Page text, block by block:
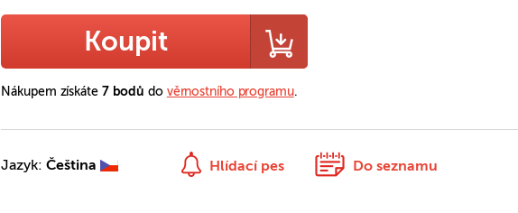
Koupit
Nákupem získáte 7 bodů do věrnostního programu.
Jazyk:Čeština Hlídací pes Do seznamu